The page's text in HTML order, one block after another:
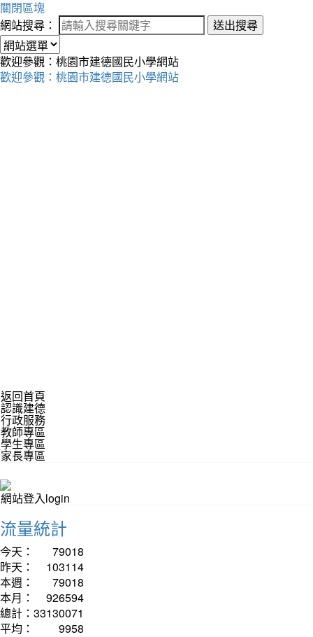
關閉區塊
網站搜尋：
送出搜尋
歡迎參觀：桃園市建德國民小學網站
歡迎參觀：桃園市建德國民小學網站
返回首頁
認識建德
行政服務
教師專區
學生專區
家長專區
網站登入login
流量統計
今天：
79018
昨天：
103114
本週：
79018
本月：
926594
總計： 33130071
平均：
9958